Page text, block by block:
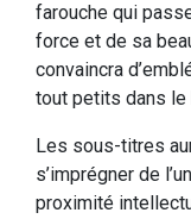
farouche qui
force et de sa
convaincra
tout petits dans le
Les sous-titres
s’imprégner de
proximité